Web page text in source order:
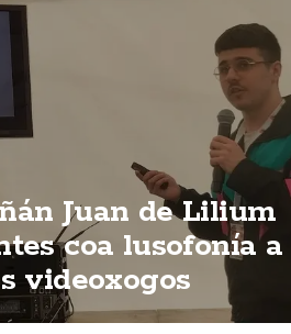
Juan de Lilium
coa lusofonía a
videoxogos